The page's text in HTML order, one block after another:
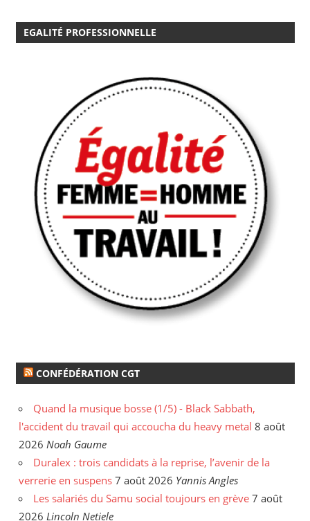
EGALITÉ PROFESSIONNELLE
CONFÉDÉRATION CGT
Quand la musique bosse (1/5) - Black Sabbath,
l'accident du travail qui accoucha du heavy metal 8 août
2026 Noah Gaume
Duralex : trois candidats à la reprise, l’avenir de la
verrerie en suspens 7 août 2026 Yannis Angles
Les salariés du Samu social toujours en grève 7 août
2026 Lincoln Netiele